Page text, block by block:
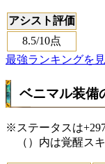
アシスト評価
8.5/10点
最強ランキングを
ベニマル装備
※ステータスは
（）内は覚醒スキ